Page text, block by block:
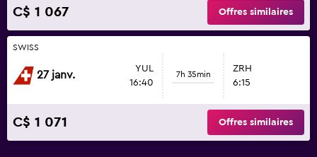
C$ 1 067 Offres similaires
SWISS
27 janv.
YUL
16:40
7h 35min
ZRH
6:15
C$ 1 071 Offres similaires